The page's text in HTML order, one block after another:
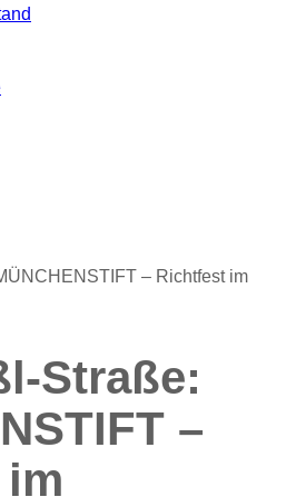
– Richtfest im
Straße:
–